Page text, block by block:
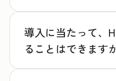
導入に当たって、
ることはできます